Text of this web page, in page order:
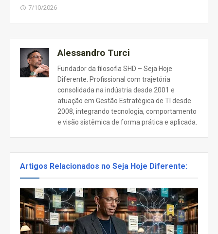
7/10/2026
Alessandro Turci
Fundador da filosofia SHD – Seja Hoje
Diferente. Profissional com trajetória
consolidada na indústria desde 2001 e
atuação em Gestão Estratégica de TI desde
2008, integrando tecnologia, comportamento
e visão sistêmica de forma prática e aplicada.
Artigos Relacionados no Seja Hoje Diferente: